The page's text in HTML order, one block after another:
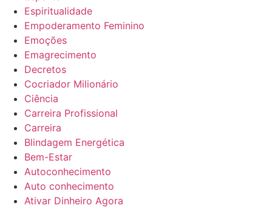
Espiritualidade
Empoderamento Feminino
Emoções
Emagrecimento
Decretos
Cocriador Milionário
Ciência
Carreira Profissional
Carreira
Blindagem Energética
Bem-Estar
Autoconhecimento
Auto conhecimento
Ativar Dinheiro Agora